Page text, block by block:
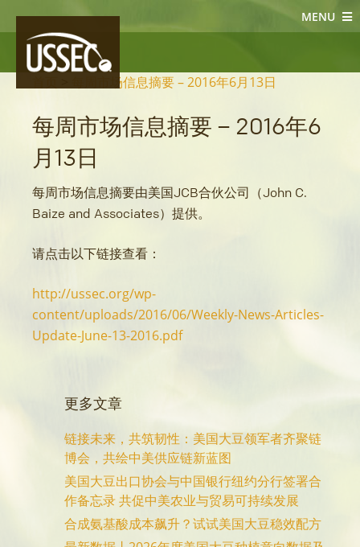
MENU
大豆新闻
每周市场信息摘要 – 2016年6月13日
每周市场信息摘要 – 2016年6
月13日
每周市场信息摘要由美国JCB合伙公司（John C.
Baize and Associates）提供。
请点击以下链接查看：
http://ussec.org/wp-
content/uploads/2016/06/Weekly-News-Articles-
Update-June-13-2016.pdf
更多文章
链接未来，共筑韧性：美国大豆领军者齐聚链
博会，共绘中美供应链新蓝图
美国大豆出口协会与中国银行纽约分行签署合
作备忘录 共促中美农业与贸易可持续发展
合成氨基酸成本飙升？试试美国大豆稳效配方